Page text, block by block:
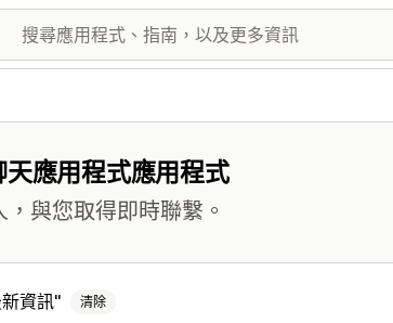
應用程式應用程式
與您取得即時聯繫。
資訊 清除